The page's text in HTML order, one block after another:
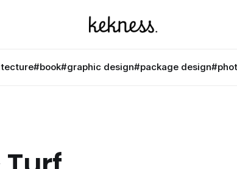
#book#graphic design#package design